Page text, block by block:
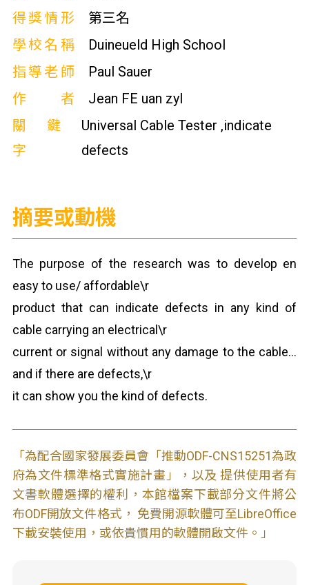
得獎情形
第三名
學校名稱
Duineueld High School
指導老師
Paul Sauer
作者
Jean FE uan zyl
關鍵
字
Universal Cable Tester ,indicate
defects
摘要或動機
The purpose of the research was to develop en
easy to use/ affordable\r
product that can indicate defects in any kind of
cable carrying an electrical\r
current or signal without any damage to the cable…
and if there are defects,\r
it can show you the kind of defects.
「為配合國家發展委員會「推動ODF-CNS15251為政
府為文件標準格式實施計畫」，以及 提供使用者有
文書軟體選擇的權利，本館檔案下載部分文件將公
布ODF開放文件格式， 免費開源軟體可至LibreOffice
下載安裝使用，或依貴慣用的軟體開啟文件。」